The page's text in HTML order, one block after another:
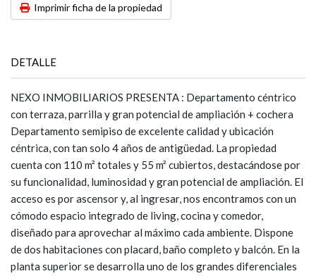
Imprimir ficha de la propiedad
DETALLE
NEXO INMOBILIARIOS PRESENTA : Departamento céntrico
con terraza, parrilla y gran potencial de ampliación + cochera
Departamento semipiso de excelente calidad y ubicación
céntrica, con tan solo 4 años de antigüedad. La propiedad
cuenta con 110 m² totales y 55 m² cubiertos, destacándose por
su funcionalidad, luminosidad y gran potencial de ampliación. El
acceso es por ascensor y, al ingresar, nos encontramos con un
cómodo espacio integrado de living, cocina y comedor,
diseñado para aprovechar al máximo cada ambiente. Dispone
de dos habitaciones con placard, baño completo y balcón. En la
planta superior se desarrolla uno de los grandes diferenciales